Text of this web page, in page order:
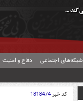
شبکه‌های اجتماعی دفاع و امنیت
کد خبر1818474